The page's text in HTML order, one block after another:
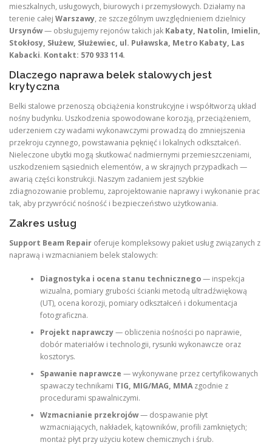
mieszkalnych, usługowych, biurowych i przemysłowych. Działamy na
terenie całej Warszawy, ze szczególnym uwzględnieniem dzielnicy
Ursynów— obsługujemy rejonów takich jak Kabaty, Natolin, Imielin,
Stokłosy, Służew, Służewiec, ul. Puławska, Metro Kabaty, Las
Kabacki. Kontakt: 570 933 114.
Dlaczego naprawa belek stalowych jest
krytyczna
Belki stalowe przenoszą obciążenia konstrukcyjne i współtworzą układ
nośny budynku. Uszkodzenia spowodowane korozją, przeciążeniem,
uderzeniem czy wadami wykonawczymi prowadzą do zmniejszenia
przekroju czynnego, powstawania pęknięć i lokalnych odkształceń.
Nieleczone ubytki mogą skutkować nadmiernymi przemieszczeniami,
uszkodzeniem sąsiednich elementów, a w skrajnych przypadkach —
awarią części konstrukcji. Naszym zadaniem jest szybkie
zdiagnozowanie problemu, zaprojektowanie naprawy i wykonanie prac
tak, aby przywrócić nośność i bezpieczeństwo użytkowania.
Zakres usług
Support Beam Repair oferuje kompleksowy pakiet usług związanych z
naprawą i wzmacnianiem belek stalowych:
Diagnostyka i ocena stanu technicznego— inspekcja
wizualna, pomiary grubości ścianki metodą ultradźwiękową
(UT), ocena korozji, pomiary odkształceń i dokumentacja
fotograficzna.
Projekt naprawczy— obliczenia nośności po naprawie,
dobór materiałów i technologii, rysunki wykonawcze oraz
kosztorys.
Spawanie naprawcze — wykonywane przez certyfikowanych
spawaczy technikami TIG, MIG/MAG, MMAzgodnie z
procedurami spawalniczymi.
Wzmacnianie przekrojów— dospawanie płyt
wzmacniających, nakładek, kątowników, profili zamkniętych;
montaż płyt przy użyciu kotew chemicznych i śrub.